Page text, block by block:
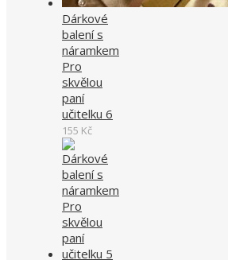
Dárkové
balení s
náramkem
Pro
skvělou
paní
učitelku 6
155 Kč